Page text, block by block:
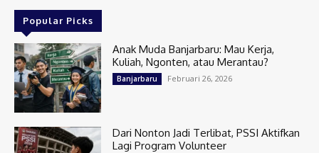
Popular Picks
Anak Muda Banjarbaru: Mau Kerja,
Kuliah, Ngonten, atau Merantau?
Banjarbaru Februari 26, 2026
Dari Nonton Jadi Terlibat, PSSI Aktifkan
Lagi Program Volunteer